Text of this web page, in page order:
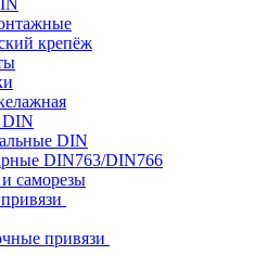
крепёж
DIN
DIN
DIN763/DIN766
саморезы
привязи